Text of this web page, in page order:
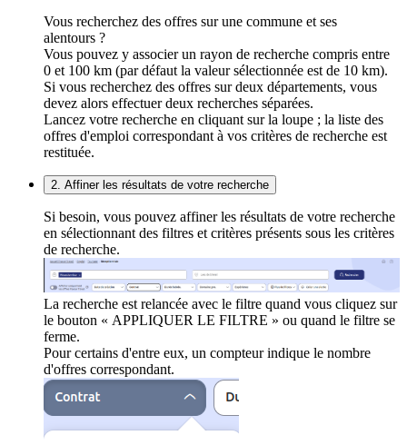
Vous recherchez des offres sur une commune et ses
alentours ?
Vous pouvez y associer un rayon de recherche compris entre
0 et 100 km (par défaut la valeur sélectionnée est de 10 km).
Si vous recherchez des offres sur deux départements, vous
devez alors effectuer deux recherches séparées.
Lancez votre recherche en cliquant sur la loupe ; la liste des
offres d'emploi correspondant à vos critères de recherche est
restituée.
2. Affiner les résultats de votre recherche
Si besoin, vous pouvez affiner les résultats de votre recherche
en sélectionnant des filtres et critères présents sous les critères
de recherche.
La recherche est relancée avec le filtre quand vous cliquez sur
le bouton « APPLIQUER LE FILTRE » ou quand le filtre se
ferme.
Pour certains d'entre eux, un compteur indique le nombre
d'offres correspondant.